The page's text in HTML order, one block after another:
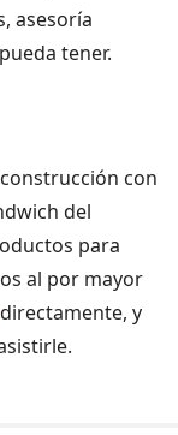
asesoría
tener.
con
del
para
al por mayor
directamente, y